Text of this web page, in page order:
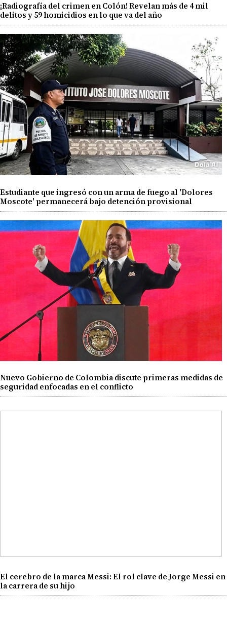
¡Radiografía del crimen en Colón! Revelan más de 4 mil
delitos y 59 homicidios en lo que va del año
Estudiante que ingresó con un arma de fuego al 'Dolores
Moscote' permanecerá bajo detención provisional
Nuevo Gobierno de Colombia discute primeras medidas de
seguridad enfocadas en el conflicto
El cerebro de la marca Messi: El rol clave de Jorge Messi en
la carrera de su hijo